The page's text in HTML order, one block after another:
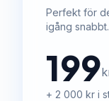
Perfekt för
igång snabbt.
199
+ 2 000 kr i